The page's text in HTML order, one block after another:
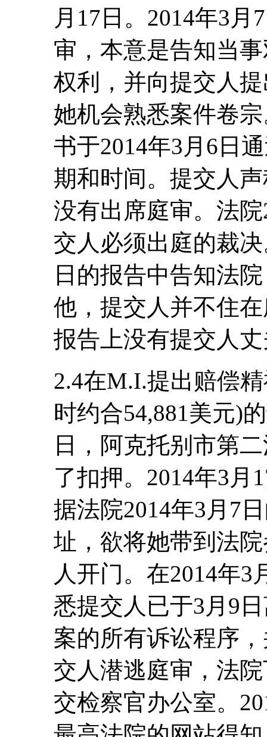
月17日。2014年3
审，本意是告知当
权利，并向提交人
她机会熟悉案件卷
书于2014年3月6日
期和时间。提交人
没有出席庭审。法
交人必须出庭的裁
日的报告中告知法
他，提交人并不住
报告上没有提交人
2.4在M.I.提出赔偿
时约合54,881美元)
日，阿克托别市第
了扣押。2014年3月
据法院2014年3月7
址，欲将她带到法
人开门。在2014年3
悉提交人已于3月9
案的所有诉讼程序
交人潜逃庭审，法
交检察官办公室。